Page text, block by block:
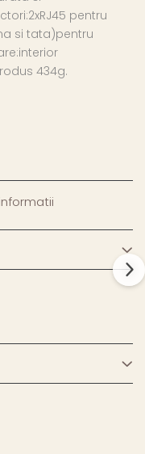
pentru
si tata)pentru
434g.